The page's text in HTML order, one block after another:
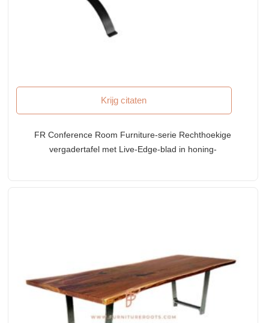
Krijg citaten
FR Conference Room Furniture-serie Rechthoekige
vergadertafel met Live-Edge-blad in honing-